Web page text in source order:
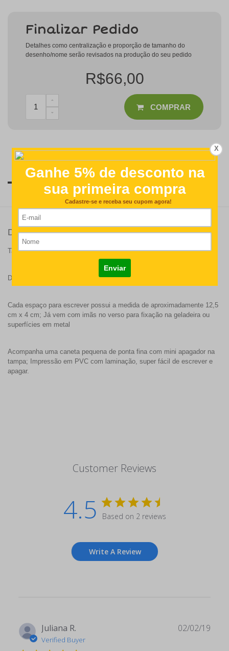
Finalizar Pedido
Detalhes como centralização e proporção de tamanho do
desenho/nome serão revisados na produção do seu pedido
R$66,00
COMPRAR
Descrição Modo de Aplicação Observações
Veja mais vídeos
Detalhes
Tamanho aproximado: 25 cm x 17,5 cm;
De segunda à Sexta-Feira
Cada espaço para escrever possui a medida de aproximadamente 12,5
cm x 4 cm; Já vem com imãs no verso para fixação na geladeira ou
superfícies em metal
Acompanha uma caneta pequena de ponta fina com mini apagador na
tampa; Impressão em PVC com laminação, super fácil de escrever e
apagar.
Customer Reviews
4.5 Based on 2 reviews
Write A Review
Juliana R.
Verified Buyer
02/02/19
X